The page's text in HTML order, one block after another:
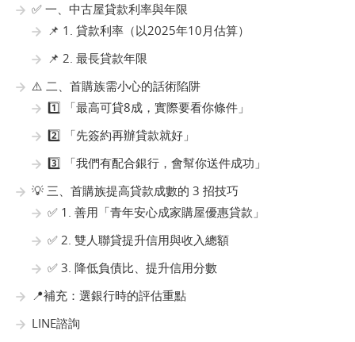
✅ 一、中古屋貸款利率與年限
📌 1. 貸款利率（以2025年10月估算）
📌 2. 最長貸款年限
⚠️ 二、首購族需小心的話術陷阱
1️⃣ 「最高可貸8成，實際要看你條件」
2️⃣ 「先簽約再辦貸款就好」
3️⃣ 「我們有配合銀行，會幫你送件成功」
💡 三、首購族提高貸款成數的 3 招技巧
✅ 1. 善用「青年安心成家購屋優惠貸款」
✅ 2. 雙人聯貸提升信用與收入總額
✅ 3. 降低負債比、提升信用分數
📍補充：選銀行時的評估重點
LINE諮詢